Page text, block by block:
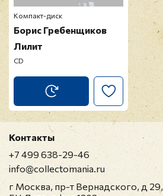
Компакт-диск
Борис Гребенщиков
Лилит
CD
Контакты
+7 499 638-29-46
info@collectomania.ru
г Москва, пр-т Вернадского, д 29,